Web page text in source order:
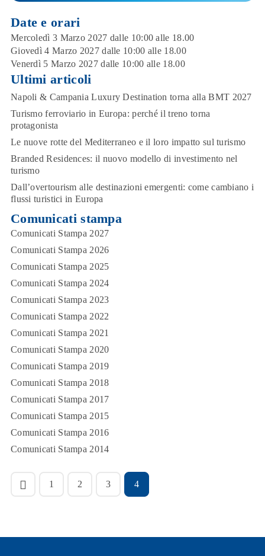
Date e orari
Mercoledì 3 Marzo 2027 dalle 10:00 alle 18.00
Giovedì 4 Marzo 2027 dalle 10:00 alle 18.00
Venerdì 5 Marzo 2027 dalle 10:00 alle 18.00
Ultimi articoli
Napoli & Campania Luxury Destination torna alla BMT 2027
Turismo ferroviario in Europa: perché il treno torna
protagonista
Le nuove rotte del Mediterraneo e il loro impatto sul turismo
Branded Residences: il nuovo modello di investimento nel
turismo
Dall’overtourism alle destinazioni emergenti: come cambiano i
flussi turistici in Europa
Comunicati stampa
Comunicati Stampa 2027
Comunicati Stampa 2026
Comunicati Stampa 2025
Comunicati Stampa 2024
Comunicati Stampa 2023
Comunicati Stampa 2022
Comunicati Stampa 2021
Comunicati Stampa 2020
Comunicati Stampa 2019
Comunicati Stampa 2018
Comunicati Stampa 2017
Comunicati Stampa 2015
Comunicati Stampa 2016
Comunicati Stampa 2014
1 2 3 4